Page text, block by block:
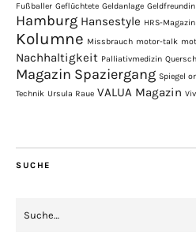
Fußballer Geflüchtete Geldanlage
Hamburg Hansestyle HRS-Magazin
Kolumne Missbrauch motor-talk
Nachhaltigkeit Palliativmedizin
Magazin Spaziergang Spiegel
Technik Ursula Raue VALUA Magazin
SUCHE